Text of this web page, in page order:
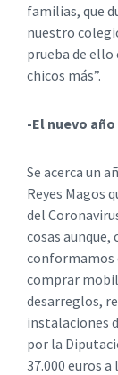
familias, que
nuestro
prueba de ello
chicos más”.
-El nuevo
Se acerca un
Reyes Magos
del
cosas aunque,
conformamos
comprar
desarreglos,
instalaciones
por la
37.000 euros